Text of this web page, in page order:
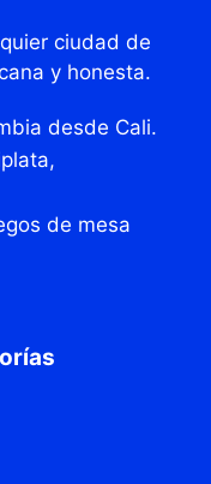
ciudad de
y honesta.
desde Cali.
de mesa